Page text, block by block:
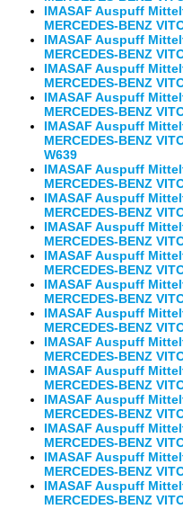
IMASAF Auspuff
MERCEDES-BENZ
IMASAF Auspuff
MERCEDES-BENZ
IMASAF Auspuff
MERCEDES-BENZ
IMASAF Auspuff
MERCEDES-BENZ
IMASAF Auspuff
MERCEDES-BENZ
W639
IMASAF Auspuff
MERCEDES-BENZ
IMASAF Auspuff
MERCEDES-BENZ
IMASAF Auspuff
MERCEDES-BENZ
IMASAF Auspuff
MERCEDES-BENZ
IMASAF Auspuff
MERCEDES-BENZ
IMASAF Auspuff
MERCEDES-BENZ
IMASAF Auspuff
MERCEDES-BENZ
IMASAF Auspuff
MERCEDES-BENZ
IMASAF Auspuff
MERCEDES-BENZ
IMASAF Auspuff
MERCEDES-BENZ
IMASAF Auspuff
MERCEDES-BENZ
IMASAF Auspuff
MERCEDES-BENZ